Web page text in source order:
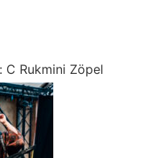
C Rukmini Zöpel